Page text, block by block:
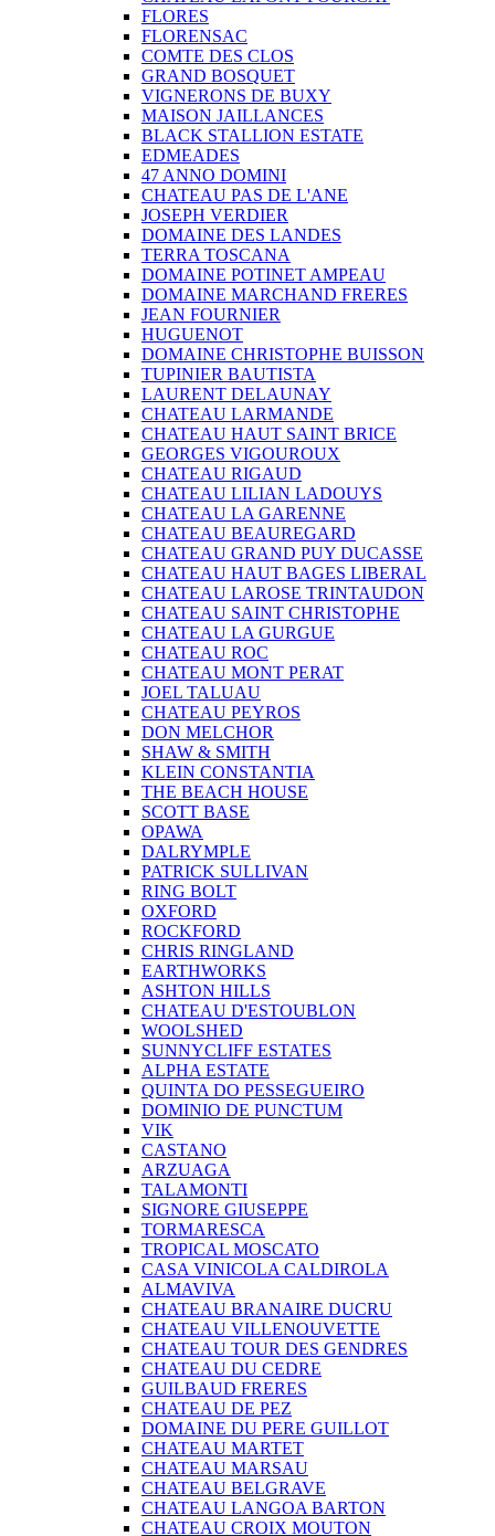
FLORES
FLORENSAC
COMTE DES CLOS
GRAND BOSQUET
VIGNERONS DE BUXY
MAISON JAILLANCES
BLACK STALLION ESTATE
EDMEADES
47 ANNO DOMINI
CHATEAU PAS DE L'ANE
JOSEPH VERDIER
DOMAINE DES LANDES
TERRA TOSCANA
DOMAINE POTINET AMPEAU
DOMAINE MARCHAND FRERES
JEAN FOURNIER
HUGUENOT
DOMAINE CHRISTOPHE BUISSON
TUPINIER BAUTISTA
LAURENT DELAUNAY
CHATEAU LARMANDE
CHATEAU HAUT SAINT BRICE
GEORGES VIGOUROUX
CHATEAU RIGAUD
CHATEAU LILIAN LADOUYS
CHATEAU LA GARENNE
CHATEAU BEAUREGARD
CHATEAU GRAND PUY DUCASSE
CHATEAU HAUT BAGES LIBERAL
CHATEAU LAROSE TRINTAUDON
CHATEAU SAINT CHRISTOPHE
CHATEAU LA GURGUE
CHATEAU ROC
CHATEAU MONT PERAT
JOEL TALUAU
CHATEAU PEYROS
DON MELCHOR
SHAW & SMITH
KLEIN CONSTANTIA
THE BEACH HOUSE
SCOTT BASE
OPAWA
DALRYMPLE
PATRICK SULLIVAN
RING BOLT
OXFORD
ROCKFORD
CHRIS RINGLAND
EARTHWORKS
ASHTON HILLS
CHATEAU D'ESTOUBLON
WOOLSHED
SUNNYCLIFF ESTATES
ALPHA ESTATE
QUINTA DO PESSEGUEIRO
DOMINIO DE PUNCTUM
VIK
CASTANO
ARZUAGA
TALAMONTI
SIGNORE GIUSEPPE
TORMARESCA
TROPICAL MOSCATO
CASA VINICOLA CALDIROLA
ALMAVIVA
CHATEAU BRANAIRE DUCRU
CHATEAU VILLENOUVETTE
CHATEAU TOUR DES GENDRES
CHATEAU DU CEDRE
GUILBAUD FRERES
CHATEAU DE PEZ
DOMAINE DU PERE GUILLOT
CHATEAU MARTET
CHATEAU MARSAU
CHATEAU BELGRAVE
CHATEAU LANGOA BARTON
CHATEAU CROIX MOUTON